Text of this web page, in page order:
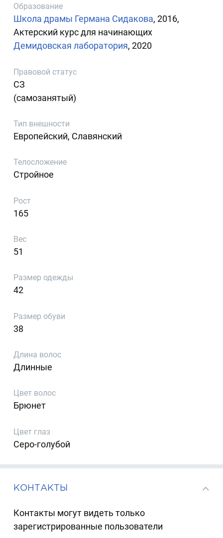
Образование
Школа драмы Германа Сидакова, 2016,
Актерский курс для начинающих
Демидовская лаборатория, 2020
Правовой статус
СЗ
(самозанятый)
Тип внешности
Европейский, Славянский
Телосложение
Стройное
Рост
165
Вес
51
Размер одежды
42
Размер обуви
38
Длина волос
Длинные
Цвет волос
Брюнет
Цвет глаз
Серо-голубой
КОНТАКТЫ
Контакты могут видеть только
зарегистрированные пользователи